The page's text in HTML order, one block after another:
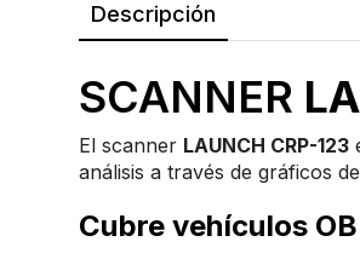
Descripción
SCANNER
El scanner LAUNCH CRP-123
análisis a través de gráficos
Cubre vehículos